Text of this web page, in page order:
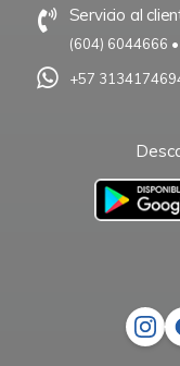
Servicio al
(604) 6044666 •
+57